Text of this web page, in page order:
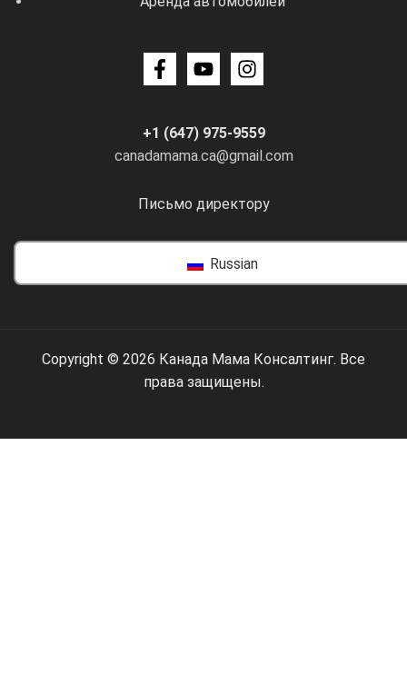
+1 (647) 975-9559
canadamama.ca@gmail.com
Письмо директору
Russian
Copyright © 2026 Канада Мама Консалтинг. Все
права защищены.